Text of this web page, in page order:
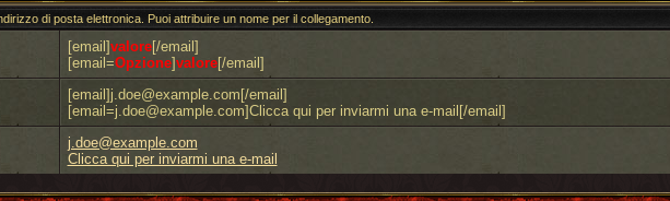
di posta elettronica. Puoi attribuire un nome per il collegamento.
[email]valore[/email]
[email=Opzione]valore[/email]
[email]j.doe@example.com[/email]
[email=j.doe@example.com]Clicca qui per inviarmi una e-mail[/email]
j.doe@example.com
Clicca qui per inviarmi una e-mail